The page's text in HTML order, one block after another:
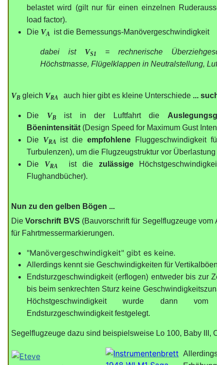
belastet wird (gilt nur für einen einzelnen
load factor).
Die VA ist die Bemessungs-Manövergeschwindigkeit
dabei ist VS1
= rechnerische
Höchstmasse, Flügelklappen in Neutralstellung,
VB gleich VRA auch hier gibt es kleine Unterschiede ...
Die VB ist in der Luftfahrt die
Böenintensität (Design Speed for Maximum Gust
Die VRA ist die empfohleneFluggeschwindigkeit
Turbulenzen), um die Flugzeugstruktur vor
Die
VRA ist die zulässige
Flughandbücher).
Nun zu den gelben Bögen ...
DieVorschrift BVS (Bauvorschrift für Segelflugzeuge
für Fahrtmessermarkierungen.
"Manövergeschwindigkeit" gibt es keine.
Allerdings kennt sie Geschwindigkeiten für
Endsturzgeschwindigkeit (erflogen) entweder bis zur
bis beim senkrechten Sturz keine
Höchstgeschwindigkeit wurde dann
Endsturzgeschwindigkeit festgelegt.
Segelflugzeuge dazu sind beispielsweise Lo 100, Baby III,